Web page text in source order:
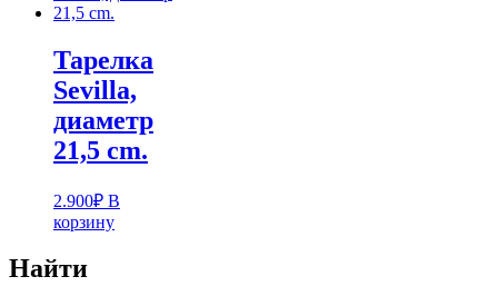
Тарелка
Sevilla,
диаметр
21,5 cm.
2.900₽ В
корзину
Найти